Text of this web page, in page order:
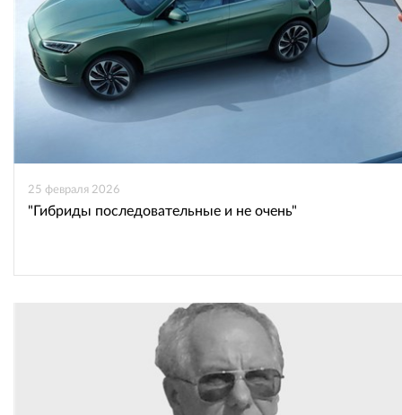
25 февраля 2026
"Гибриды последовательные и не очень"